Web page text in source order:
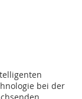
bei der